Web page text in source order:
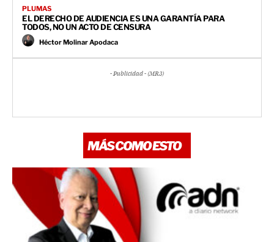
PLUMAS
EL DERECHO DE AUDIENCIA ES UNA GARANTÍA PARA
TODOS, NO UN ACTO DE CENSURA
Héctor Molinar Apodaca
- Publicidad - (MR3)
MÁS COMO ESTO